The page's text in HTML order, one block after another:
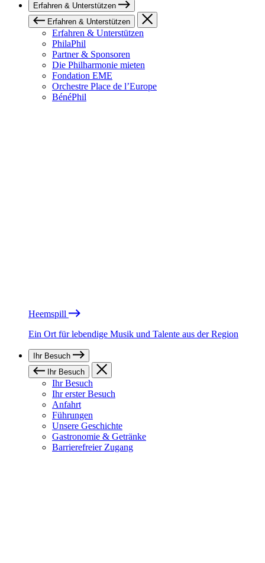
Erfahren & Unterstützen
Erfahren & Unterstützen
Erfahren & Unterstützen
PhilaPhil
Partner & Sponsoren
Die Philharmonie mieten
Fondation EME
Orchestre Place de l’Europe
BénéPhil
Heemspill
Ein Ort für lebendige Musik und Talente aus der Region
Ihr Besuch
Ihr Besuch
Ihr Besuch
Ihr erster Besuch
Anfahrt
Führungen
Unsere Geschichte
Gastronomie & Getränke
Barrierefreier Zugang